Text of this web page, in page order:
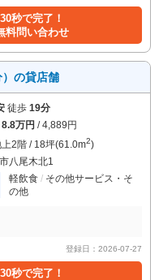
30秒で完了！
料問い合わせ
の貸店舗
徒歩 19分
8.8万円 / 4,889円
2階 / 18坪(61.0m2)
八尾木北1
軽飲食
その他サービス・そ
の他
登録日：2026-07-27
30秒で完了！